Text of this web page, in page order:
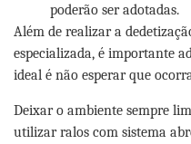
poderão ser adotadas.
Além de realizar a
especializada, é importante
ideal é não esperar que
Deixar o ambiente sempre
utilizar ralos com sistema